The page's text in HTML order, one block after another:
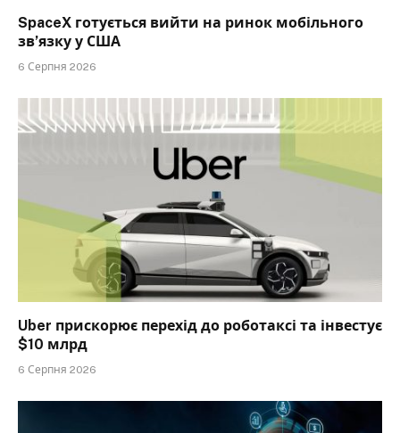
SpaceX готується вийти на ринок мобільного
зв’язку у США
6 Серпня 2026
Uber прискорює перехід до роботаксі та інвестує
$10 млрд
6 Серпня 2026